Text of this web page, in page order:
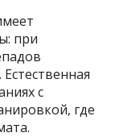
при
с
где